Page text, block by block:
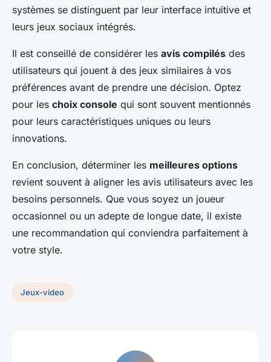
systèmes se distinguent par leur interface intuitive et
leurs jeux sociaux intégrés.
Il est conseillé de considérer les avis compilés des
utilisateurs qui jouent à des jeux similaires à vos
préférences avant de prendre une décision. Optez
pour les choix console qui sont souvent mentionnés
pour leurs caractéristiques uniques ou leurs
innovations.
En conclusion, déterminer les meilleures options
revient souvent à aligner les avis utilisateurs avec les
besoins personnels. Que vous soyez un joueur
occasionnel ou un adepte de longue date, il existe
une recommandation qui conviendra parfaitement à
votre style.
Jeux-video